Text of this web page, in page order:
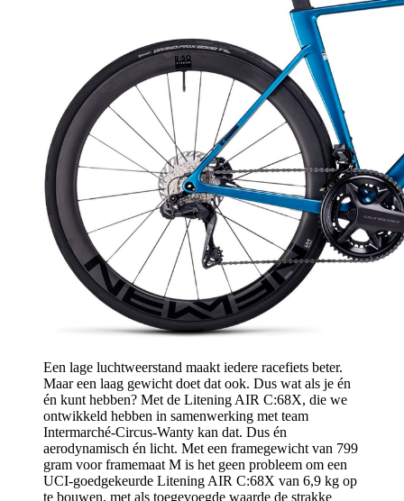
Een lage luchtweerstand maakt iedere racefiets beter.
Maar een laag gewicht doet dat ook. Dus wat als je én
én kunt hebben? Met de Litening AIR C:68X, die we
ontwikkeld hebben in samenwerking met team
Intermarché-Circus-Wanty kan dat. Dus én
aerodynamisch én licht. Met een framegewicht van 799
gram voor framemaat M is het geen probleem om een
UCI-goedgekeurde Litening AIR C:68X van 6,9 kg op
te bouwen, met als toegevoegde waarde de strakke